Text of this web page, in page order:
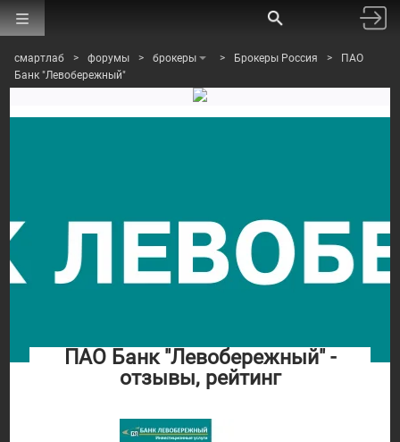
смартлаб > форумы > брокеры > Брокеры Россия >
ПАО
Банк "Левобережный"
ПАО Банк "Левобережный" -
отзывы, рейтинг